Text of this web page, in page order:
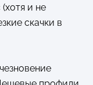
и не
скачки в